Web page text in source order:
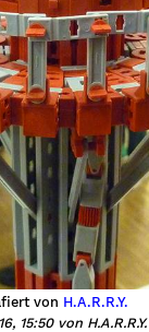
von H.A.R.R.Y.
15:50 von H.A.R.R.Y.